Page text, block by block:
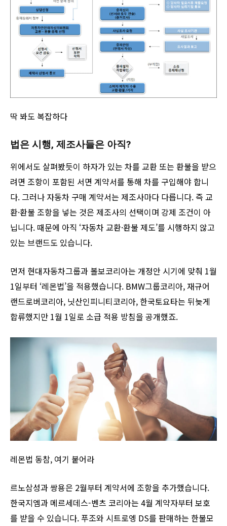
딱 봐도 복잡하다
법은 시행, 제조사들은 아직?
위에서도 살펴봤듯이 하자가 있는 차를 교환 또는 환불을 받으
려면 조항이 포함된 서면 계약서를 통해 차를 구입해야 합니
다. 그러나 자동차 구매 계약서는 제조사마다 다릅니다. 즉 교
환·환불 조항을 넣는 것은 제조사의 선택이며 강제 조건이 아
닙니다. 때문에 아직 ‘자동차 교환·환불 제도’를 시행하지 않고
있는 브랜드도 있습니다.
먼저 현대자동차그룹과 볼보코리아는 개정안 시기에 맞춰 1월
1일부터 ‘레몬법’을 적용했습니다. BMW그룹코리아, 재규어
랜드로버코리아, 닛산인피니티코리아, 한국토요타는 뒤늦게
합류했지만 1월 1일로 소급 적용 방침을 공개했죠.
레몬법 동참, 여기 붙어라
르노삼성과 쌍용은 2월부터 계약서에 조항을 추가했습니다.
한국지엠과 메르세데스-벤츠 코리아는 4월 계약자부터 보호
를 받을 수 있습니다. 푸조와 시트로엥 DS를 판매하는 한불모